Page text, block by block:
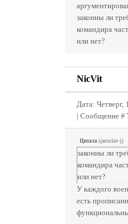
законны ли
командира
или нет?
NicVit
Дата: Четверг,
| Сообщение #
Цитата ijaroslav ()
законны ли
командира
или нет?
У каждого
есть